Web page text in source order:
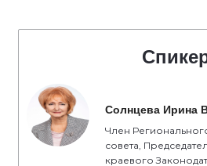
Солнцева Ирина
Член
совета,
краевого